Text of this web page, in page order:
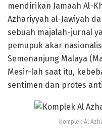
mendirikan Jamaah Al-
Azhariyyah al-Jawiyah
sebuah majalah-jurnal
pemupuk akar
Semenanjung Malaya
Mesir-lah saat itu,
sentimen dan protes
Komplek Al